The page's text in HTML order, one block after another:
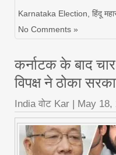
Karnataka Election, हिंदू
No Comments »
कर्नाटक के बाद
विपक्ष ने ठोका
India वोट Kar May 18,